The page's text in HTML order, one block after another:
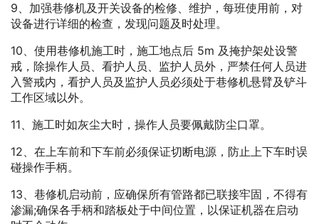
9、加强巷修机及开关设备的检修、维护，每班使用前，对
设备进行详细的检查，发现问题及时处理。
10、使用巷修机施工时，施工地点后 5m 及掩护架处设警
戒，除操作人员、看护人员、监护人员外，严禁任何人员进
入警戒内，看护人员及监护人员必须处于巷修机悬臂及铲斗
工作区域以外。
11、施工时如灰尘大时，操作人员要佩戴防尘口罩。
12、在上车前和下车前必须保证切断电源，防止上下车时误
碰操作手柄。
13、巷修机启动前，应确保所有管路都已联接牢固，不得有
渗漏;确保各手柄和踏板处于中间位置，以保证机器在启动